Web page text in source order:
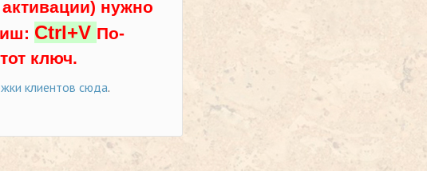
нужно
Ctrl+V По-
ключ.
клиентов сюда.